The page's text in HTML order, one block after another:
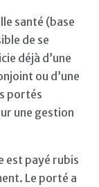
santé (base
de se
déjà d’une
ou d’une
portés
une gestion
est payé rubis
Le porté a